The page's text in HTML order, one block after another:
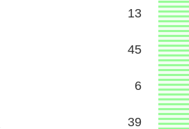
13
45
6
39